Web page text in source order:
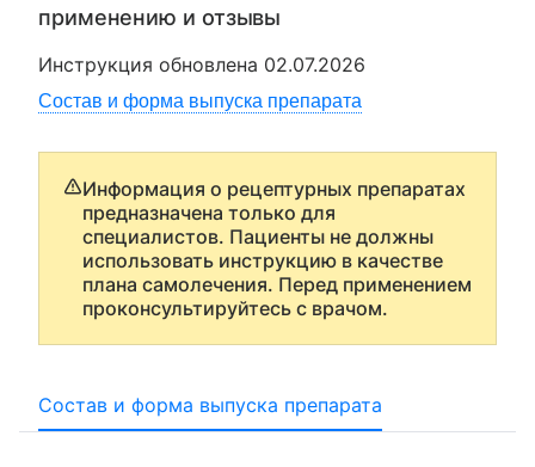
применению и отзывы
Инструкция обновлена 02.07.2026
Состав и форма выпуска препарата
Информация о рецептурных препаратах
предназначена только для
специалистов. Пациенты не должны
использовать инструкцию в качестве
плана самолечения. Перед применением
проконсультируйтесь с врачом.
Состав и форма выпуска препарата